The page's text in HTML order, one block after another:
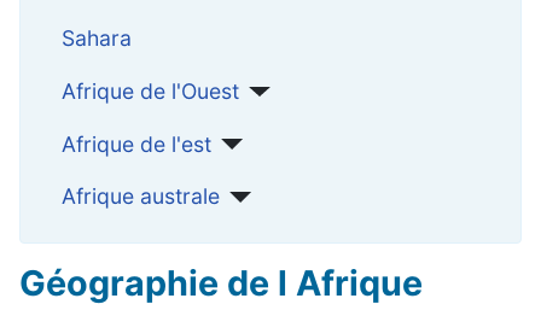
Sahara
Afrique de l'Ouest
Afrique de l'est
Afrique australe
Géographie de l Afrique